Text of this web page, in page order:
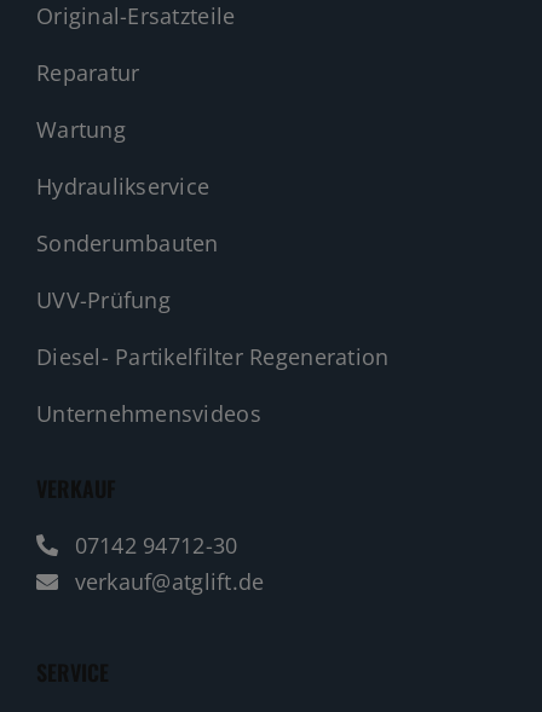
Original-Ersatzteile
Reparatur
Wartung
Hydraulikservice
Sonderumbauten
UVV-Prüfung
Diesel- Partikelfilter Regeneration
Unternehmensvideos
VERKAUF
07142 94712-30
verkauf@atglift.de
SERVICE